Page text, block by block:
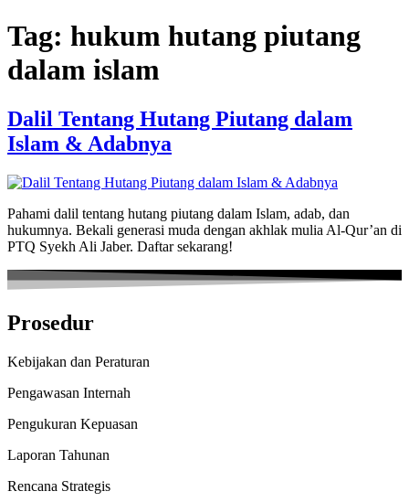
Skip
to
content
Tag: hukum hutang piutang
dalam islam
Dalil Tentang Hutang Piutang dalam
Islam & Adabnya
Pahami dalil tentang hutang piutang dalam Islam, adab, dan
hukumnya. Bekali generasi muda dengan akhlak mulia Al-Qur’an di
PTQ Syekh Ali Jaber. Daftar sekarang!
Prosedur
Kebijakan dan Peraturan
Pengawasan Internah
Pengukuran Kepuasan
Laporan Tahunan
Rencana Strategis